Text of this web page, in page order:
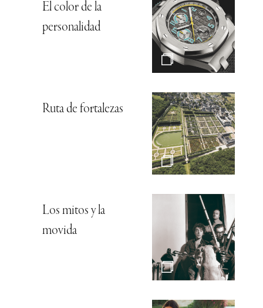
El color de la
personalidad
Ruta de fortalezas
Los mitos y la
movida